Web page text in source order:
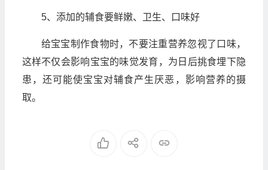
5、添加的辅食要鲜嫩、卫生、口味好
给宝宝制作食物时，不要注重营养忽视了口味，
这样不仅会影响宝宝的味觉发育，为日后挑食埋下隐
患，还可能使宝宝对辅食产生厌恶，影响营养的摄
取。